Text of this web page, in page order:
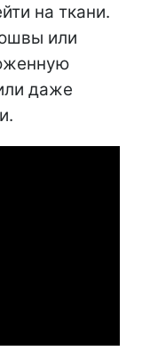
на ткани.
или
даже